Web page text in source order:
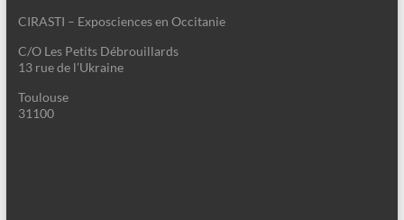
CIRASTI – Exposciences en Occitanie
C/O Les Petits Débrouillards
13 rue de l’Ukraine
Toulouse
31100